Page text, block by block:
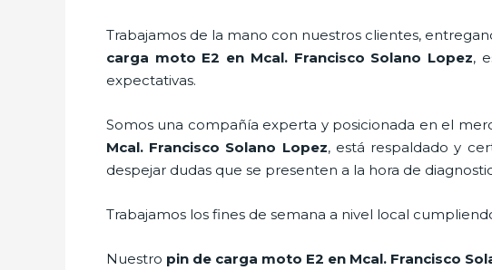
Trabajamos de la mano con nuestros clientes,
carga moto E2 en Mcal. Francisco Solano Lopez,
expectativas.
Somos una compañía experta y posicionada en el
Mcal. Francisco Solano Lopez, está respaldado y
despejar dudas que se presenten a la hora de
Trabajamos los fines de semana a nivel local
Nuestro pin de carga moto E2 en Mcal. Francisco